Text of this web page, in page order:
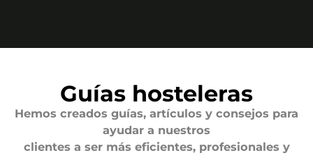
Guías hosteleras
Hemos creados guías, artículos y consejos para
ayudar a nuestros
clientes a ser más eficientes, profesionales y